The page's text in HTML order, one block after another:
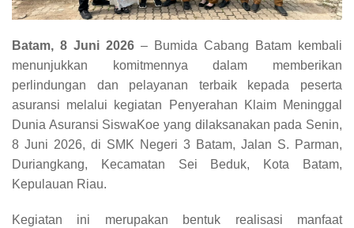
Batam, 8 Juni 2026 – Bumida Cabang Batam kembali
menunjukkan komitmennya dalam memberikan
perlindungan dan pelayanan terbaik kepada peserta
asuransi melalui kegiatan Penyerahan Klaim Meninggal
Dunia Asuransi SiswaKoe yang dilaksanakan pada Senin,
8 Juni 2026, di SMK Negeri 3 Batam, Jalan S. Parman,
Duriangkang, Kecamatan Sei Beduk, Kota Batam,
Kepulauan Riau.
Kegiatan ini merupakan bentuk realisasi manfaat